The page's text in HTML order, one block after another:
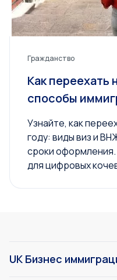
Гражданство
Как переехать
способы
Узнайте, как
году: виды виз и
сроки
для цифровых
UK Бизнес